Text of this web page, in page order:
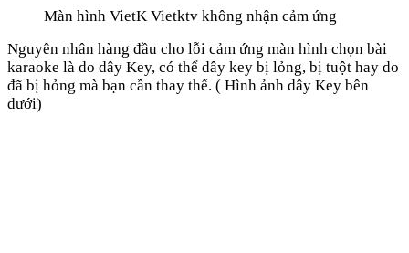
Màn hình VietK Vietktv không nhận cảm ứng
Nguyên nhân hàng đầu cho lỗi cảm ứng màn hình chọn bài
karaoke là do dây Key, có thể dây key bị lỏng, bị tuột hay do
đã bị hỏng mà bạn cần thay thế. ( Hình ảnh dây Key bên
dưới)